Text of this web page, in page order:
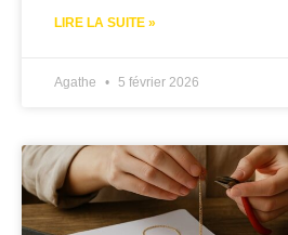
LIRE LA SUITE »
Agathe 5 février 2026